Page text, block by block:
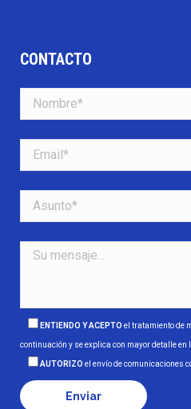
CONTACTO
ENTIENDO Y ACEPTO el tratamiento de
continuación y se explica con mayor detalle en
AUTORIZO el envío de comunicaciones